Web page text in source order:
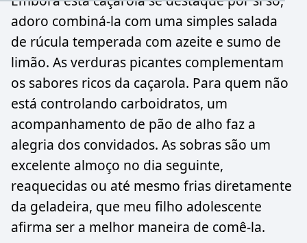
adoro combiná-la com uma simples salada
de rúcula temperada com azeite e sumo de
limão. As verduras picantes complementam
os sabores ricos da caçarola. Para quem não
está controlando carboidratos, um
acompanhamento de pão de alho faz a
alegria dos convidados. As sobras são um
excelente almoço no dia seguinte,
reaquecidas ou até mesmo frias diretamente
da geladeira, que meu filho adolescente
afirma ser a melhor maneira de comê-la.